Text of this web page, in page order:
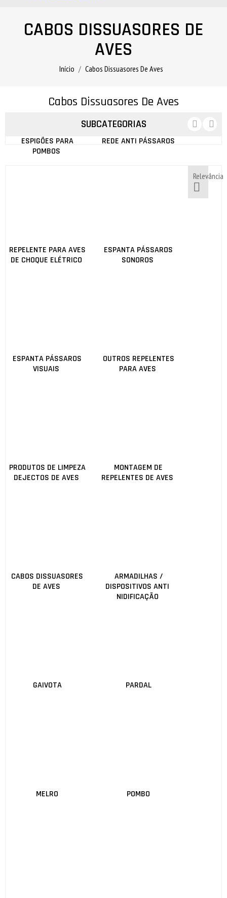
CABOS DISSUASORES DE
AVES
Início Cabos Dissuasores De Aves
Cabos Dissuasores De Aves
SUBCATEGORIAS
ESPIGÕES PARA
POMBOS
REDE ANTI PÁSSAROS
REPELENTE PARA AVES
DE CHOQUE ELÉTRICO
ESPANTA PÁSSAROS
SONOROS
ESPANTA PÁSSAROS
VISUAIS
OUTROS REPELENTES
PARA AVES
PRODUTOS DE LIMPEZA
DEJECTOS DE AVES
MONTAGEM DE
REPELENTES DE AVES
CABOS DISSUASORES
DE AVES
ARMADILHAS /
DISPOSITIVOS ANTI
NIDIFICAÇÃO
GAIVOTA PARDAL
MELRO POMBO
Relevância
